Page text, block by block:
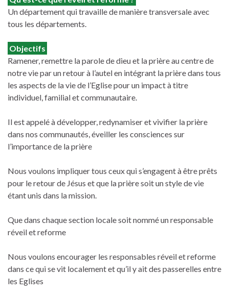
Un département qui travaille de manière transversale avec
tous les départements.
Objectifs
Ramener, remettre la parole de dieu et la prière au centre de
notre vie par un retour à l’autel en intégrant la prière dans tous
les aspects de la vie de l’Eglise pour un impact à titre
individuel, familial et communautaire.
Il est appelé à développer, redynamiser et vivifier la prière
dans nos communautés, éveiller les consciences sur
l’importance de la prière
Nous voulons impliquer tous ceux qui s’engagent à être prêts
pour le retour de Jésus et que la prière soit un style de vie
étant unis dans la mission.
Que dans chaque section locale soit nommé un responsable
réveil et reforme
Nous voulons encourager les responsables réveil et reforme
dans ce qui se vit localement et qu’il y ait des passerelles entre
les Eglises